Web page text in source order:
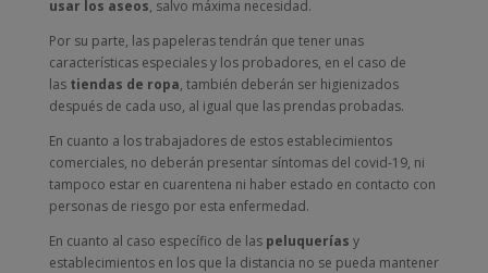
usar los aseos, salvo máxima necesidad.
Por su parte, las papeleras tendrán que tener unas
características especiales y los probadores, en el caso de
las tiendas de ropa, también deberán ser higienizados
después de cada uso, al igual que las prendas probadas.
En cuanto a los trabajadores de estos establecimientos
comerciales, no deberán presentar síntomas del covid-19, ni
tampoco estar en cuarentena ni haber estado en contacto con
personas de riesgo por esta enfermedad.
En cuanto al caso específico de las peluquerías y
establecimientos en los que la distancia no se pueda mantener